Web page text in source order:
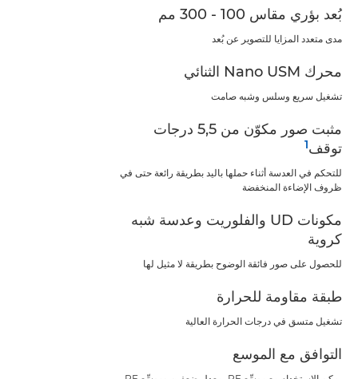
بُعد بؤري مقاس 100 - 300 مم
مدى متعدد المزايا للتصوير عن بُعد
محرك Nano USM الثنائي
تشغيل سريع وسلس وشبه صامت
مثبت صور مكوّن من 5,5 درجات
توقف1
للتحكم في العدسة أثناء حملها باليد بطريقة رائعة حتى في
ظروف الإضاءة المنخفضة
مكونات UD والفلوريت وعدسة شبه
كروية
للحصول على صور فائقة الوضوح بطريقة لا مثيل لها
طبقة مقاومة للحرارة
تشغيل متسق في درجات الحرارة العالية
التوافق مع الموسع